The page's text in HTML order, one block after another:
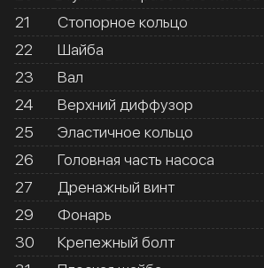
21
Стопорное кольцо
22
Шайба
23
Вал
24
Верхний диффузор
25
Эластичное кольцо
26
Головная часть насоса
27
Дренажный винт
29
Фонарь
30
Крепежный болт